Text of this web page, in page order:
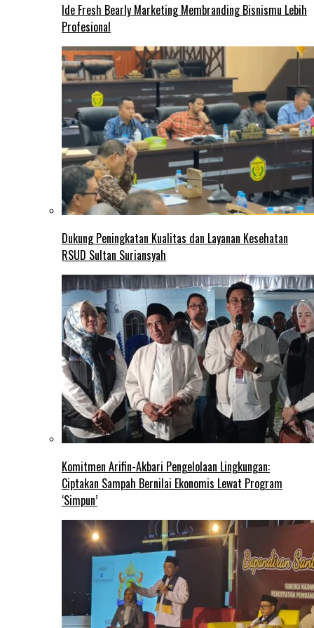
Ide Fresh Bearly Marketing Membranding Bisnismu Lebih
Profesional
Dukung Peningkatan Kualitas dan Layanan Kesehatan
RSUD Sultan Suriansyah
Komitmen Arifin-Akbari Pengelolaan Lingkungan:
Ciptakan Sampah Bernilai Ekonomis Lewat Program
‘Simpun’